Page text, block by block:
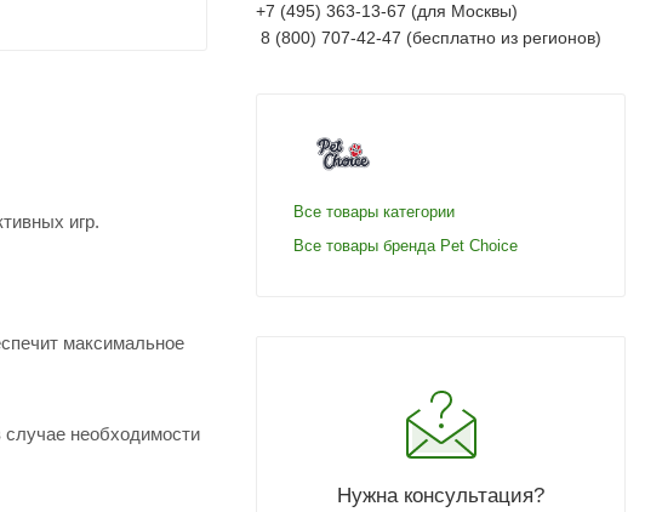
игр.
максимальное
случае необходимости
+7 (495) 363-13-67 (для Москвы)
8 (800) 707-42-47 (бесплатно из регионов)
Все товары категории
Все товары бренда Pet Choice
Нужна консультация?